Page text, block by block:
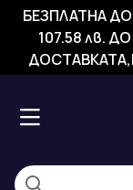
БЕЗПЛАТНА
107.58 лв.